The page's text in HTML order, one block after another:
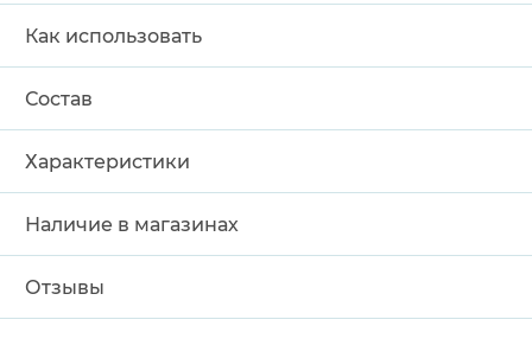
Как использовать
Состав
Характеристики
Наличие в магазинах
Отзывы